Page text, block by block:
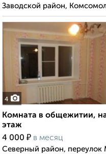
Заводской район,
4
Комната в общежитии,
этаж
4 000 ₽ в месяц
Северный район, переулок